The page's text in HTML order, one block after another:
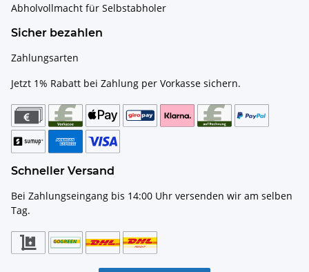
Abholvollmacht für Selbstabholer
Sicher bezahlen
Zahlungsarten
Jetzt 1% Rabatt bei Zahlung per Vorkasse sichern.
Schneller Versand
Bei Zahlungseingang bis 14:00 Uhr versenden wir am selben
Tag.